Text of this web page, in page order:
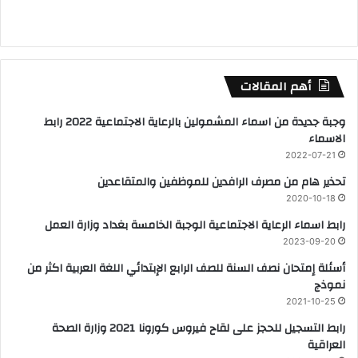
أهم المقالات
وجبة جديدة من اسماء المشمولين بالرعاية الاجتماعية 2022 رابط
الاسماء
2022-07-21
تحذير هام من مصرف الرافدين للموظفين والمتقاعدين
2020-10-18
رابط اسماء الرعاية الاجتماعية الوجبة الخامسة بغداد وزارة العمل
2023-09-20
أسئلة إمتحان نصف السنة للصف الرابع الإبتدائي اللغة العربية اكثر من
نموذج
2021-10-25
رابط التسجيل للحجز على لقاح فيروس كورونا 2021 وزارة الصحة
العراقية